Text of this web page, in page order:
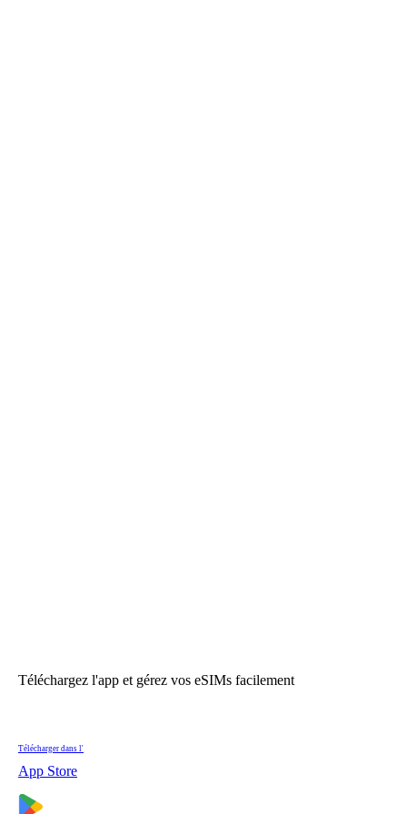
Téléchargez l'app et gérez vos eSIMs facilement
Télécharger dans l'
App Store